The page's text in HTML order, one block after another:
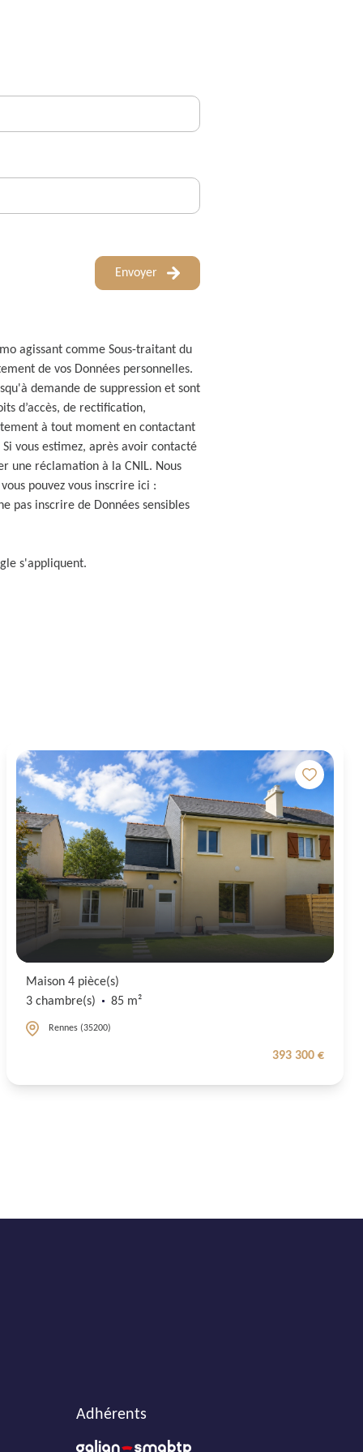
Envoyer
agissant comme Sous-traitant du
de vos Données personnelles.
demande de suppression et sont
d’accès, de rectification,
à tout moment en contactant
vous estimez, après avoir contacté
une réclamation à la CNIL. Nous
pouvez vous inscrire ici :
pas inscrire de Données sensibles
s'appliquent.
Maison 4 pièce(s)
3 chambre(s)
85 m²
Rennes (35200)
393 300 €
Adhérents